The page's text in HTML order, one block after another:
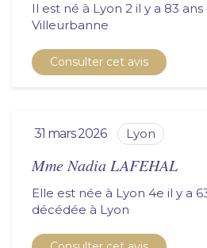
Il est né à Lyon 2 il y a 83
villeurbanne
Consulter cet avis
31 mars 2026 lyon
Mme Nadia LAFEHAL
Elle est née à Lyon 4e il y a
décédée à
lyon